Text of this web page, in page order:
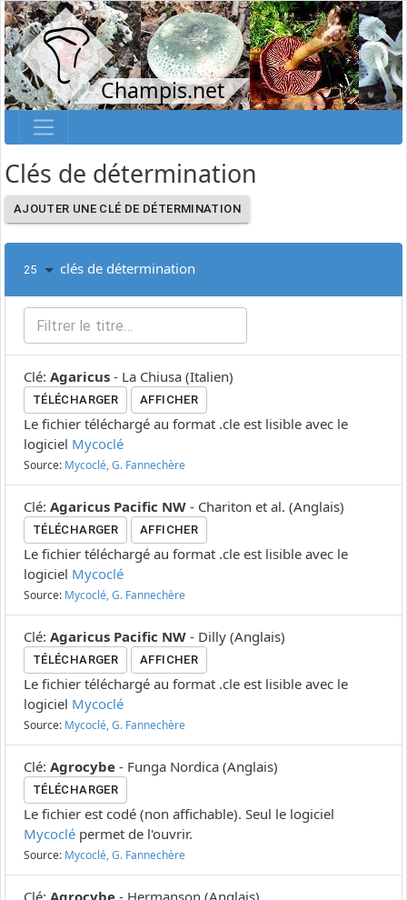
Champis.net
Clés de détermination
AJOUTER UNE CLÉ DE DÉTERMINATION
25 clés de détermination
Clé: Agaricus - La Chiusa (Italien)
TÉLÉCHARGER AFFICHER
Le fichier téléchargé au format .cle est lisible avec le
logiciel Mycoclé
Source: Mycoclé, G. Fannechère
Clé: Agaricus Pacific NW - Chariton et al. (Anglais)
TÉLÉCHARGER AFFICHER
Le fichier téléchargé au format .cle est lisible avec le
logiciel Mycoclé
Source: Mycoclé, G. Fannechère
Clé: Agaricus Pacific NW - Dilly (Anglais)
TÉLÉCHARGER AFFICHER
Le fichier téléchargé au format .cle est lisible avec le
logiciel Mycoclé
Source: Mycoclé, G. Fannechère
Clé: Agrocybe - Funga Nordica (Anglais)
TÉLÉCHARGER
Le fichier est codé (non affichable). Seul le logiciel
Mycoclé permet de l'ouvrir.
Source: Mycoclé, G. Fannechère